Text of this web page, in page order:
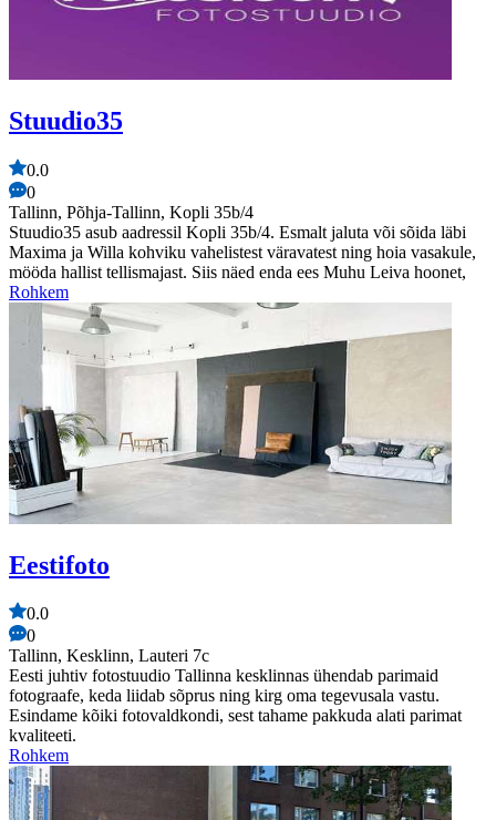
Stuudio35
0.0
0
Tallinn, Põhja-Tallinn, Kopli 35b/4
Stuudio35 asub aadressil Kopli 35b/4. Esmalt jaluta või sõida läbi
Maxima ja Willa kohviku vahelistest väravatest ning hoia vasakule,
mööda hallist tellismajast. Siis näed enda ees Muhu Leiva hoonet,
Rohkem
Eestifoto
0.0
0
Tallinn, Kesklinn, Lauteri 7c
Eesti juhtiv fotostuudio Tallinna kesklinnas ühendab parimaid
fotograafe, keda liidab sõprus ning kirg oma tegevusala vastu.
Esindame kõiki fotovaldkondi, sest tahame pakkuda alati parimat
kvaliteeti.
Rohkem